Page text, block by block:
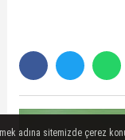
adına sitemizde çerez